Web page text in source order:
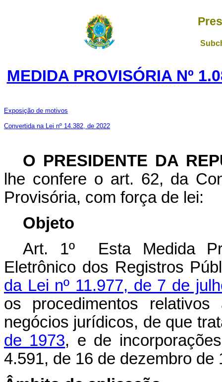
MEDIDA PROVISÓRIA Nº
Exposição de motivos
Convertida na Lei nº 14.382, de 2022
O PRESIDENTE DA
lhe confere o art. 62, da
Provisória, com força de lei:
Objeto
Art. 1º Esta Medida
Eletrônico dos Registros
da Lei nº 11.977, de 7 de
os procedimentos
negócios jurídicos, de que
de 1973, e de
4.591, de 16 de dezembro de